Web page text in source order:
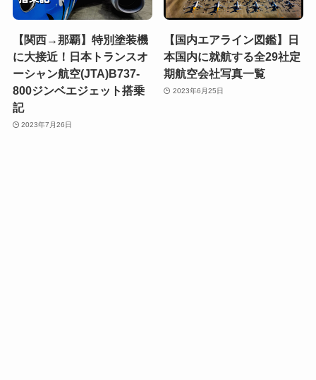
【関西→那覇】特別塗装機
に大接近！日本トランスオ
ーシャン航空(JTA)B737-
800ジンベエジェット搭乗
記
2023年7月26日
【国内エアライン図鑑】日
本国内に就航する全29社定
期航空会社写真一覧
2023年6月25日